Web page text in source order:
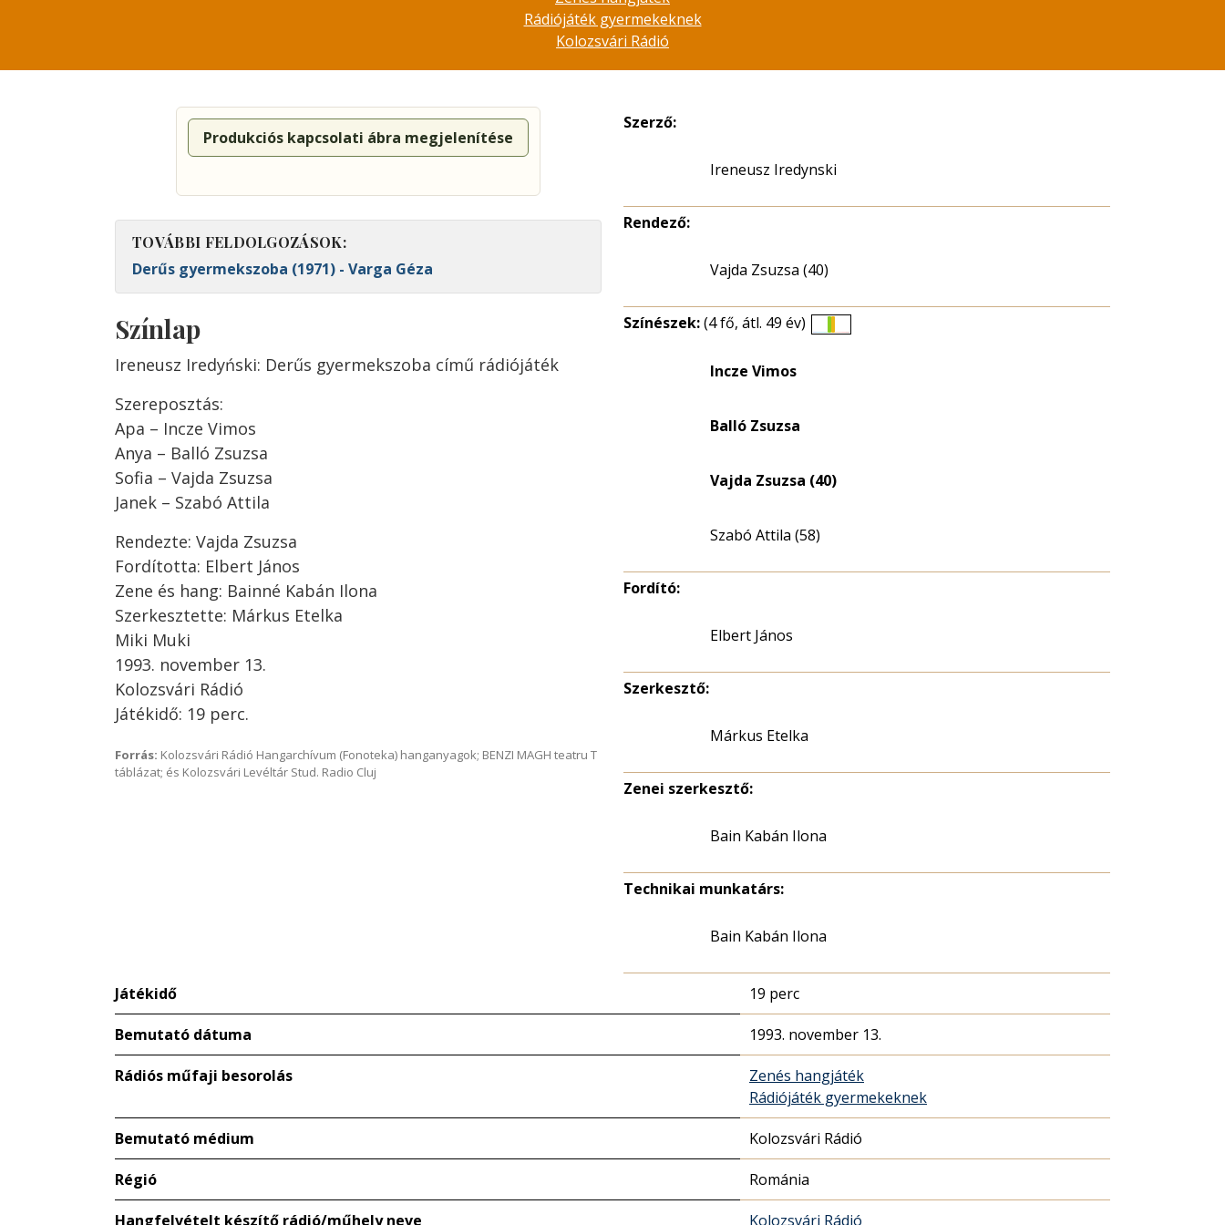
Rádiójáték gyermekeknek
Kolozsvári Rádió
Produkciós kapcsolati ábra megjelenítése
TOVÁBBI FELDOLGOZÁSOK:
Derűs gyermekszoba (1971) - Varga Géza
Színlap
Ireneusz Iredyński: Derűs gyermekszoba című rádiójáték
Szereposztás:
Apa – Incze Vimos
Anya – Balló Zsuzsa
Sofia – Vajda Zsuzsa
Janek – Szabó Attila
Rendezte: Vajda Zsuzsa
Fordította: Elbert János
Zene és hang: Bainné Kabán Ilona
Szerkesztette: Márkus Etelka
Miki Muki
1993. november 13.
Kolozsvári Rádió
Játékidő: 19 perc.
Forrás: Kolozsvári Rádió Hangarchívum (Fonoteka) hanganyagok; BENZI MAGH teatru T
táblázat; és Kolozsvári Levéltár Stud. Radio Cluj
Szerző:
Ireneusz Iredynski
Rendező:
Vajda Zsuzsa (40)
Színészek:(4 fő, átl. 49 év)
Incze Vimos
Balló Zsuzsa
Vajda Zsuzsa (40)
Szabó Attila (58)
Fordító:
Elbert János
Szerkesztő:
Márkus Etelka
Zenei szerkesztő:
Bain Kabán Ilona
Technikai munkatárs:
Bain Kabán Ilona
Játékidő 19 perc
Bemutató dátuma 1993. november 13.
Rádiós műfaji besorolás
Zenés hangjáték
Rádiójáték gyermekeknek
Bemutató médium Kolozsvári Rádió
Régió Románia
Hangfelvételt készítő rádió/műhely neve Kolozsvári Rádió